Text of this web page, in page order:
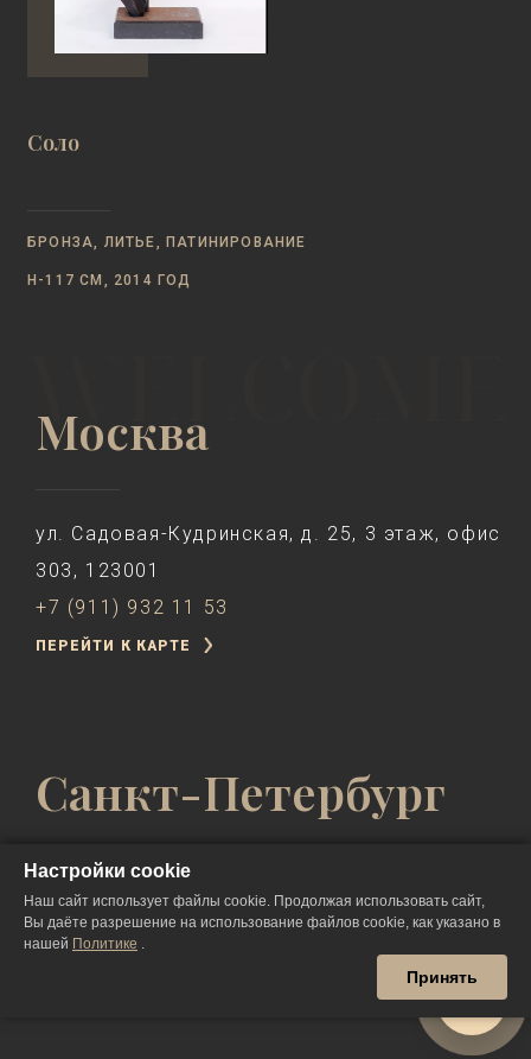
Соло
БРОНЗА, ЛИТЬЕ, ПАТИНИРОВАНИЕ
Н-117 СМ, 2014 ГОД
Москва
ул. Садовая-Кудринская, д. 25, 3 этаж, офис
303, 123001
+7 (911) 932 11 53
ПЕРЕЙТИ К КАРТЕ
Санкт-Петербург
Невский проспект, д. 57, 191025
+7 (911) 932 11 53
Настройки cookie
Наш сайт использует файлы cookie. Продолжая использовать сайт,
Вы даёте разрешение на использование файлов cookie, как указано в
нашей Политике .
Принять